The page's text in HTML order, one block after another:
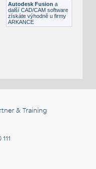
Autodesk Fusion a
další CAD/CAM software
získáte výhodně u firmy
ARKANCE
& Training